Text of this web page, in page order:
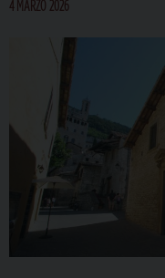
4 MARZO 2026